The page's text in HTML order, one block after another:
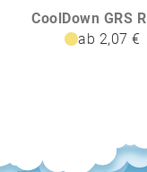
ab 2,07 €